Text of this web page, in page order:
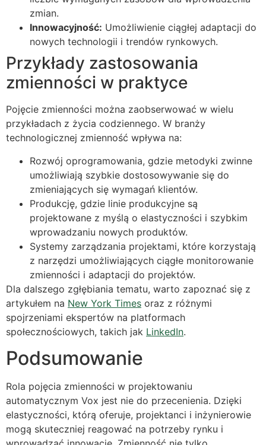
zmian.
Innowacyjność: Umożliwienie ciągłej adaptacji do
nowych technologii i trendów rynkowych.
Przykłady zastosowania
zmienności w praktyce
Pojęcie zmienności można zaobserwować w wielu
przykładach z życia codziennego. W branży
technologicznej zmienność wpływa na:
Rozwój oprogramowania, gdzie metodyki zwinne
umożliwiają szybkie dostosowywanie się do
zmieniających się wymagań klientów.
Produkcję, gdzie linie produkcyjne są
projektowane z myślą o elastyczności i szybkim
wprowadzaniu nowych produktów.
Systemy zarządzania projektami, które korzystają
z narzędzi umożliwiających ciągłe monitorowanie
zmienności i adaptacji do projektów.
Dla dalszego zgłębiania tematu, warto zapoznać się z
artykułem na New York Times oraz z różnymi
spojrzeniami ekspertów na platformach
społecznościowych, takich jak LinkedIn.
Podsumowanie
Rola pojęcia zmienności w projektowaniu
automatycznym Vox jest nie do przecenienia. Dzięki
elastyczności, którą oferuje, projektanci i inżynierowie
mogą skuteczniej reagować na potrzeby rynku i